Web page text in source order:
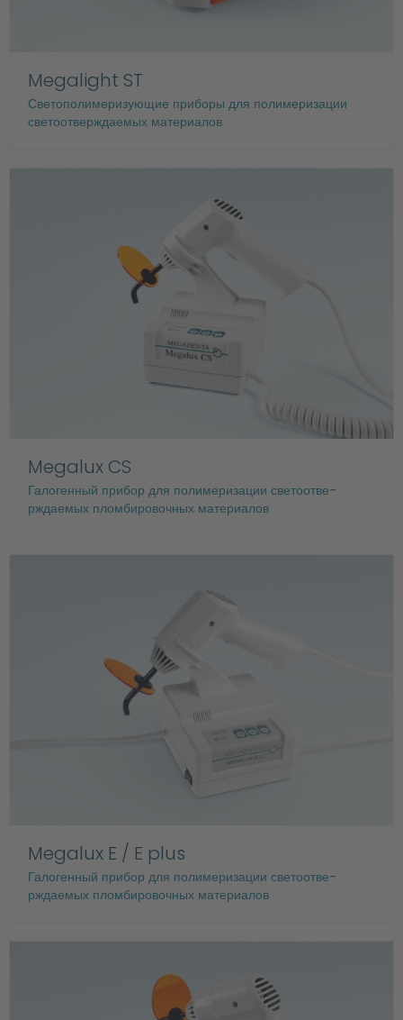
Megalight ST
Светополимеризующие приборы для полимеризации
светоотверждаемых материалов
Megalux CS
Галогенный прибор для полимеризации светоотве-
рждаемых пломбировочных материалов
Megalux E / E plus
Галогенный прибор для полимеризации светоотве-
рждаемых пломбировочных материалов